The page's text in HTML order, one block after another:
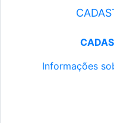
Informações